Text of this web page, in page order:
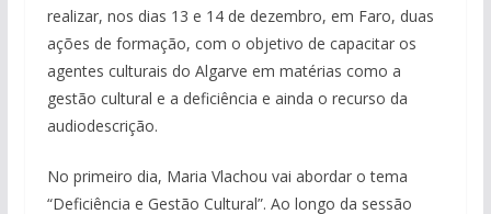
realizar, nos dias 13 e 14 de dezembro, em Faro, duas
ações de formação, com o objetivo de capacitar os
agentes culturais do Algarve em matérias como a
gestão cultural e a deficiência e ainda o recurso da
audiodescrição.
No primeiro dia, Maria Vlachou vai abordar o tema
“Deficiência e Gestão Cultural”. Ao longo da sessão